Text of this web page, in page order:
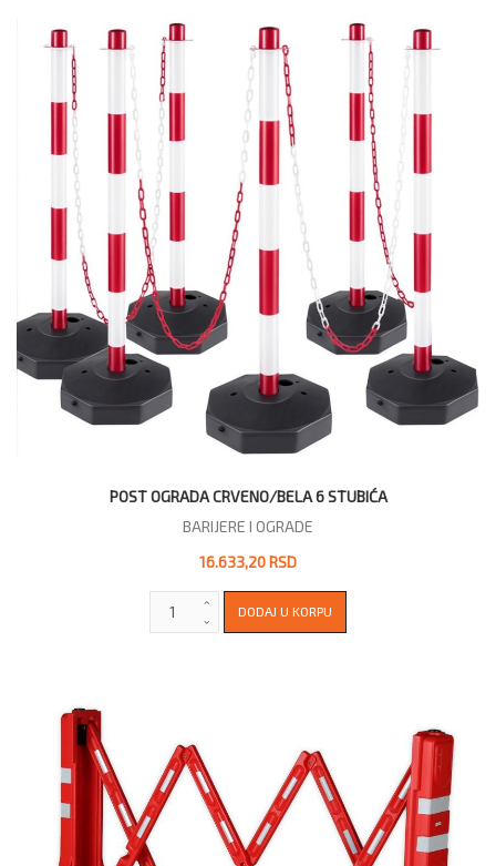
POST OGRADA CRVENO/BELA 6 STUBIĆA
BARIJERE I OGRADE
16.633,20 RSD